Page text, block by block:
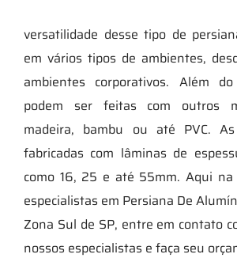
versatilidade desse tipo de
em vários tipos de ambientes,
ambientes corporativos. Além
podem ser feitas com outros
madeira, bambu ou até PVC.
fabricadas com lâminas de
como 16, 25 e até 55mm. Aqui
especialistas em Persiana De
Zona Sul de SP, entre em contato
nossos especialistas e faça seu